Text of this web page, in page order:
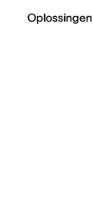
Oplossingen